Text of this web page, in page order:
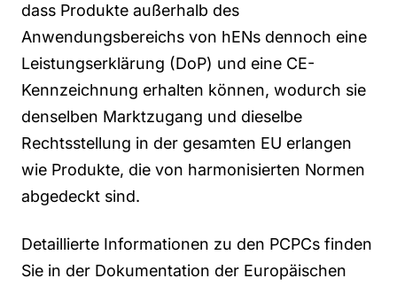
dass Produkte außerhalb des
Anwendungsbereichs von hENs dennoch eine
Leistungserklärung (DoP) und eine CE-
Kennzeichnung erhalten können, wodurch sie
denselben Marktzugang und dieselbe
Rechtsstellung in der gesamten EU erlangen
wie Produkte, die von harmonisierten Normen
abgedeckt sind.
Detaillierte Informationen zu den PCPCs finden
Sie in der Dokumentation der Europäischen